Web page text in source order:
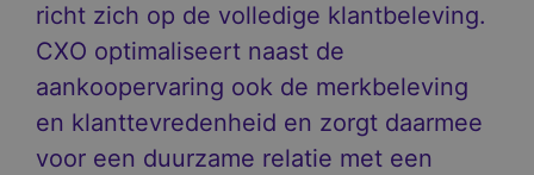
richt zich op de volledige klantbeleving.
CXO optimaliseert naast de
aankoopervaring ook de merkbeleving
en klanttevredenheid en zorgt daarmee
voor een duurzame relatie met een